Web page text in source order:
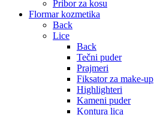
Pribor za kosu
Flormar kozmetika
Back
Lice
Back
Tečni puder
Prajmeri
Fiksator za make-up
Highlighteri
Kameni puder
Kontura lica